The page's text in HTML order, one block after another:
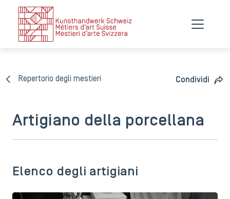
Repertorio degli mestieri Condividi
Artigiano della porcellana
Elenco degli artigiani